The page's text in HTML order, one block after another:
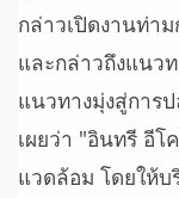
กล่าวเปิดงานท่า
และกล่าวถึงแนว
แนวทางมุ่งสู่การ
เผยว่า "อินทรี อี
แวดล้อม โดยให้บ